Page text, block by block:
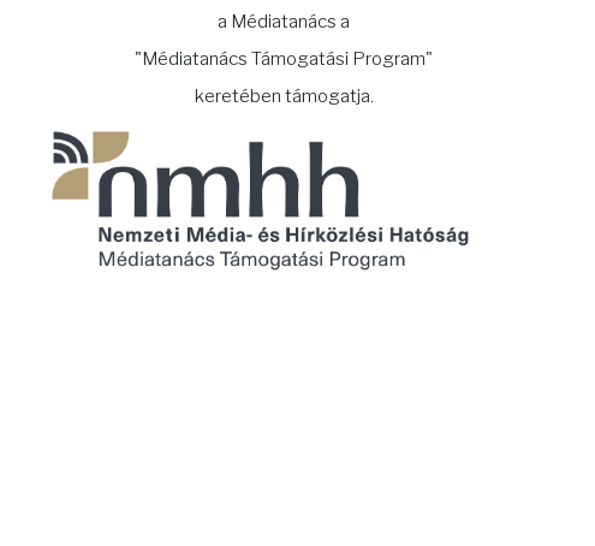
a Médiatanács a
"Médiatanács Támogatási Program"
keretében támogatja.